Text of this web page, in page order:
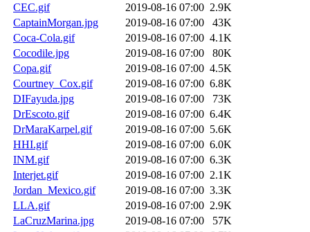
CEC.gif
2019-08-16 07:00 2.9K
CaptainMorgan.jpg
2019-08-16 07:00
43K
Coca-Cola.gif
2019-08-16 07:00 4.1K
Cocodile.jpg
2019-08-16 07:00
80K
Copa.gif
2019-08-16 07:00 4.5K
Courtney_Cox.gif
2019-08-16 07:00 6.8K
DIFayuda.jpg
2019-08-16 07:00
73K
DrEscoto.gif
2019-08-16 07:00 6.4K
DrMaraKarpel.gif
2019-08-16 07:00 5.6K
HHI.gif
2019-08-16 07:00 6.0K
INM.gif
2019-08-16 07:00 6.3K
Interjet.gif
2019-08-16 07:00 2.1K
Jordan_Mexico.gif
2019-08-16 07:00 3.3K
LLA.gif
2019-08-16 07:00 2.9K
LaCruzMarina.jpg
2019-08-16 07:00
57K